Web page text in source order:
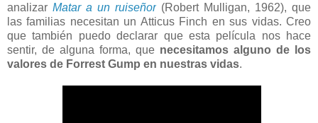
analizar Matar a un ruiseñor (Robert Mulligan, 1962), que
las familias necesitan un Atticus Finch en sus vidas. Creo
que también puedo declarar que esta película nos hace
sentir, de alguna forma, que necesitamos alguno de los
valores de Forrest Gump en nuestras vidas.